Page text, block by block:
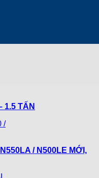
1.5 TẤN
/ N500LE MỚI,